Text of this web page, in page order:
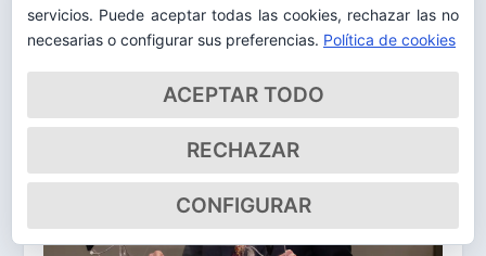
servicios. Puede aceptar todas las cookies, rechazar las no
necesarias o configurar sus preferencias. Política de cookies
ACEPTAR TODO
RECHAZAR
CONFIGURAR